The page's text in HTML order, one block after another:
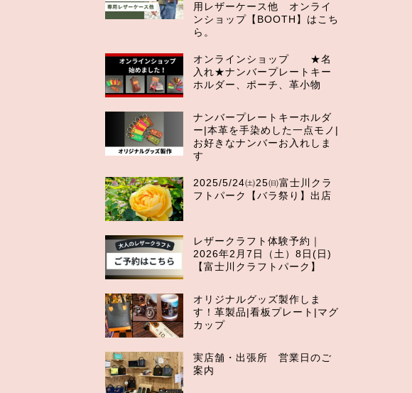
用レザーケース他 オンライ
ンショップ【BOOTH】はこち
ら。
オンラインショップ ★名
入れ★ナンバープレートキー
ホルダー、ポーチ、革小物
ナンバープレートキーホルダ
ー|本革を手染めした一点モノ|
お好きなナンバーお入れしま
す
2025/5/24㈯25㈰富士川クラ
フトパーク【バラ祭り】出店
レザークラフト体験予約｜
2026年2月7日（土）8日(日)
【富士川クラフトパーク】
オリジナルグッズ製作しま
す！革製品|看板プレート|マグ
カップ
実店舗・出張所 営業日のご
案内